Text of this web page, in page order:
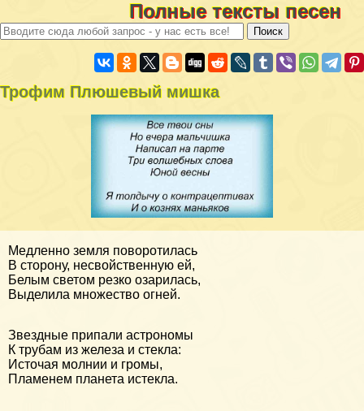
Полные тексты песен
Трофим Плюшевый мишка
Медленно земля поворотилась
В сторону, несвойственную ей,
Белым светом резко озарилась,
Выделила множество огней.
Звездные припали астрономы
К трубам из железа и стекла:
Источая молнии и громы,
Пламенем планета истекла.